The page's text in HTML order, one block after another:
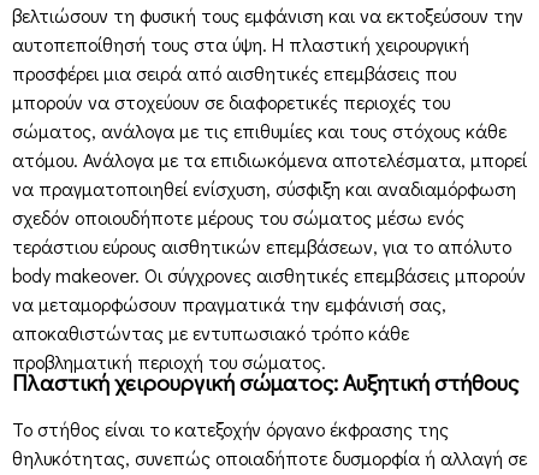
βελτιώσουν τη φυσική τους εμφάνιση και να εκτοξεύσουν την
αυτοπεποίθησή τους στα ύψη. Η πλαστική χειρουργική
προσφέρει μια σειρά από αισθητικές επεμβάσεις που
μπορούν να στοχεύουν σε διαφορετικές περιοχές του
σώματος, ανάλογα με τις επιθυμίες και τους στόχους κάθε
ατόμου. Ανάλογα με τα επιδιωκόμενα αποτελέσματα, μπορεί
να πραγματοποιηθεί ενίσχυση, σύσφιξη και αναδιαμόρφωση
σχεδόν οποιουδήποτε μέρους του σώματος μέσω ενός
τεράστιου εύρους αισθητικών επεμβάσεων, για το απόλυτο
body makeover. Οι σύγχρονες αισθητικές επεμβάσεις μπορούν
να μεταμορφώσουν πραγματικά την εμφάνισή σας,
αποκαθιστώντας με εντυπωσιακό τρόπο κάθε
προβληματική περιοχή του σώματος.
Πλαστική χειρουργική σώματος: Αυξητική στήθους
Το στήθος είναι το κατεξοχήν όργανο έκφρασης της
θηλυκότητας, συνεπώς οποιαδήποτε δυσμορφία ή αλλαγή σε